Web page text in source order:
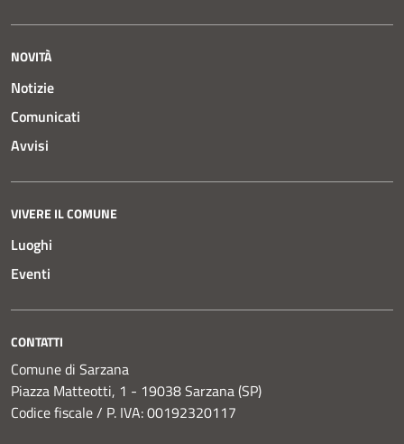
NOVITÀ
Notizie
Comunicati
Avvisi
VIVERE IL COMUNE
Luoghi
Eventi
CONTATTI
Comune di Sarzana
Piazza Matteotti, 1 - 19038 Sarzana (SP)
Codice fiscale / P. IVA: 00192320117